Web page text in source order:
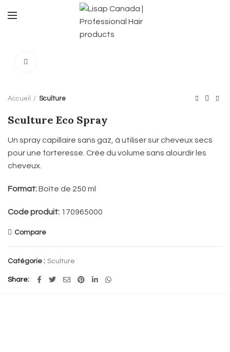
Accueil Sculture
Sculture Eco Spray
Un spray capillaire sans gaz, à utiliser sur cheveux secs
pour une forteresse. Crée du volume sans alourdir les
cheveux.
Format:Boîte de 250 ml
Code produit: 170965000
Compare
Catégorie : Sculture
Share